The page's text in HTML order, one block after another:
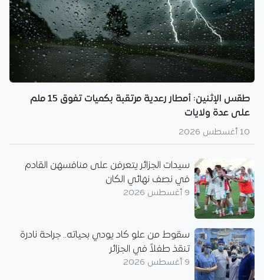
طقس الإثنين: أمطار رعدية مرتقبة بكميات تفوق 15 ملم
على عدة ولايات
10 أغسطس 2026
سيدات الجزائر يتعرفن على منافسهن القادم
في نصف نهائي الكان
9 أغسطس 2026
سقوط من علو كاد يودي بحياته.. جراحة نادرة
تنقذ طفلاً في الجزائر
9 أغسطس 2026